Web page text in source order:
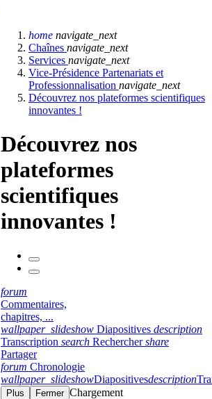
home navigate_next
Chaînes navigate_next
Services navigate_next
Vice-Présidence Partenariats et
Professionnalisation navigate_next
Découvrez nos plateformes scientifiques
innovantes !
Découvrez nos
plateformes
scientifiques
innovantes !
forum
Commentaires,
chapitres, ...
wallpaper_slideshow Diapositives description
Transcription search Rechercher share
Partager
forum Chronologie
wallpaper_slideshowDiapositivesdescription
Plus Fermer Chargement